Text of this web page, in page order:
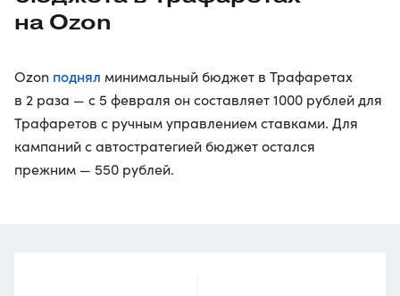
на Ozon
Ozon поднял минимальный бюджет в Трафаретах
в 2 раза — с 5 февраля он составляет 1000 рублей для
Трафаретов с ручным управлением ставками. Для
кампаний с автостратегией бюджет остался
прежним — 550 рублей.